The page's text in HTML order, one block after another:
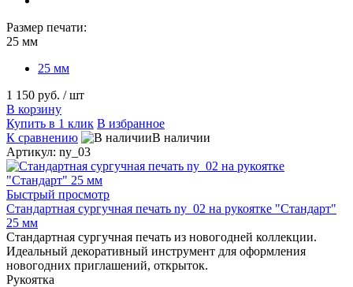
Размер печати:
25 мм
25 мм
1 150 руб. / шт
В корзину
Купить в 1 клик В избранное
К сравнению
В наличии
Артикул: ny_03
Быстрый просмотр
Стандартная сургучная печать ny_02 на рукоятке "Стандарт"
25 мм
Стандартная сургучная печать из новогодней коллекции.
Идеальный декоративный инструмент для оформления
новогодних приглашений, открыток.
Рукоятка